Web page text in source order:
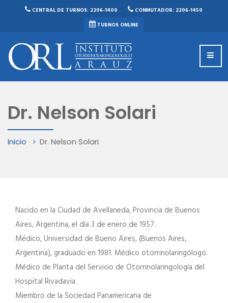
CENTRAL DE TURNOS: 2206-1400
CONMUTADOR: 2206-1450
TURNOS ONLINE
Dr. Nelson Solari
Inicio Dr. Nelson Solari
Nacido en la Ciudad de Avellaneda, Provincia de Buenos
Aires, Argentina, el día 3 de enero de 1957.
Médico, Universidad de Bueno Aires, (Buenos Aires,
Argentina), graduado en 1981. Médico otorrinolaringólogo.
Médico de Planta del Servicio de Otorrinolaringología del
Hospital Rivadavia.
Miembro de la Sociedad Panamericana de